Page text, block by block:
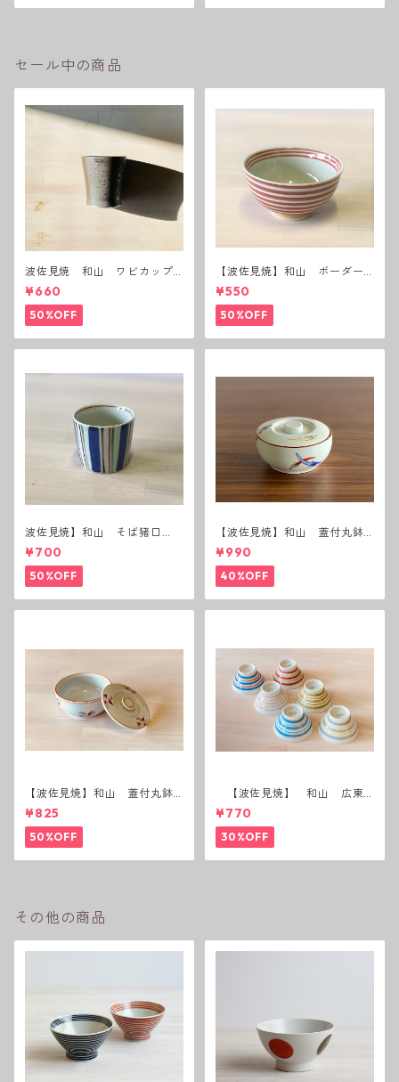
セール中の商品
波佐見焼 和山 ワビカップ
黒錆 3種(アウトレット）
¥660
50%OFF
【波佐見焼】和山 ボーダー
茶碗 赤
¥550
50%OFF
波佐見焼】和山 そば猪口
（十草）
¥700
50%OFF
【波佐見焼】和山 蓋付丸鉢
(唐辛子)
¥990
40%OFF
【波佐見焼】和山 蓋付丸鉢
(花絵)
¥825
50%OFF
【波佐見焼】 和山 広東
碗 二色ボーダー 全6パター
ン
¥770
30%OFF
その他の商品